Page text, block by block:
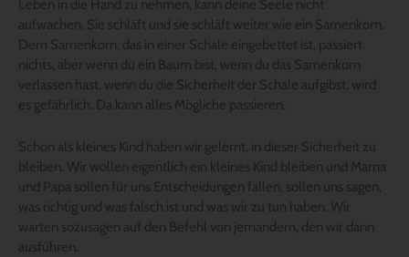
Leben in die Hand zu nehmen, kann deine Seele nicht
aufwachen. Sie schläft und sie schläft weiter wie ein Samenkorn.
Dem Samenkorn, das in einer Schale eingebettet ist, passiert
nichts, aber wenn du ein Baum bist, wenn du das Samenkorn
verlassen hast, wenn du die Sicherheit der Schale aufgibst, wird
es gefährlich. Da kann alles Mögliche passieren.
Schon als kleines Kind haben wir gelernt, in dieser Sicherheit zu
bleiben. Wir wollen eigentlich ein kleines Kind bleiben und Mama
und Papa sollen für uns Entscheidungen fällen, sollen uns sagen,
was richtig und was falsch ist und was wir zu tun haben. Wir
warten sozusagen auf den Befehl von jemandem, den wir dann
ausführen.